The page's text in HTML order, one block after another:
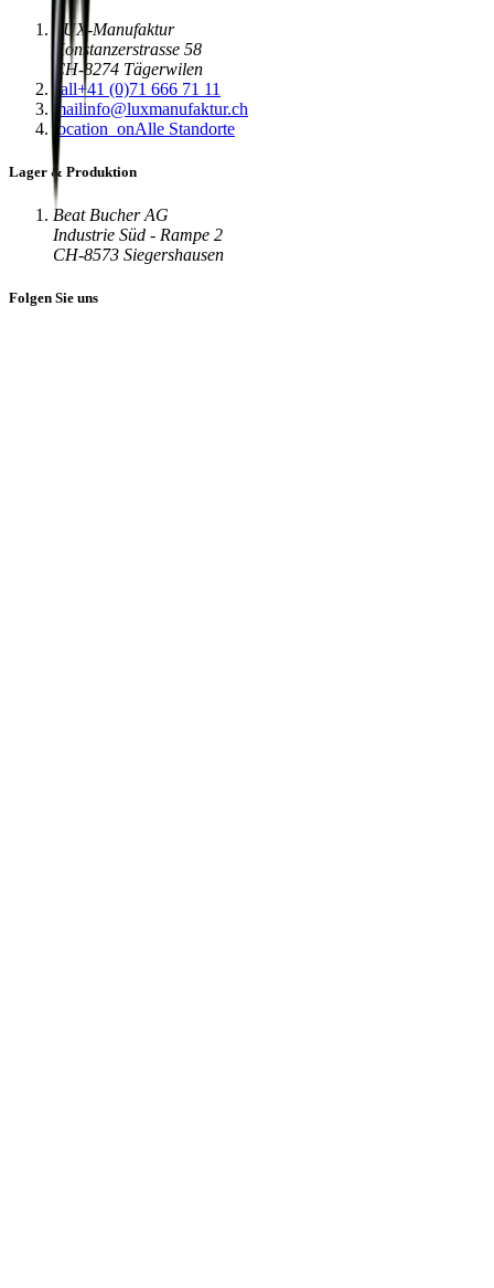
LUX-Manufaktur
Konstanzerstrasse 58
CH-8274 Tägerwilen
call+41 (0)71 666 71 11
mailinfo@luxmanufaktur.ch
location_onAlle Standorte
Lager & Produktion
Beat Bucher AG
Industrie Süd - Rampe 2
CH-8573 Siegershausen
Folgen Sie uns